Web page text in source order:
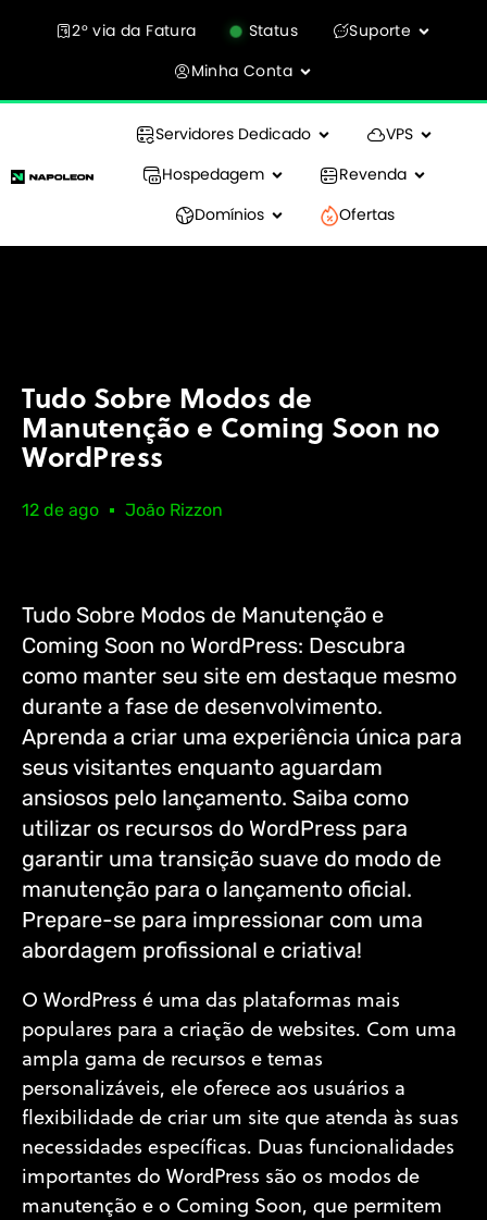
2° via da Fatura Status
Suporte
Minha Conta
Servidores Dedicado
VPS
Hospedagem
Revenda
Domínios
Ofertas
Tudo Sobre Modos de
Manutenção e Coming Soon no
WordPress
12 de ago João Rizzon
Tudo Sobre Modos de Manutenção e
Coming Soon no WordPress: Descubra
como manter seu site em destaque mesmo
durante a fase de desenvolvimento.
Aprenda a criar uma experiência única para
seus visitantes enquanto aguardam
ansiosos pelo lançamento. Saiba como
utilizar os recursos do WordPress para
garantir uma transição suave do modo de
manutenção para o lançamento oficial.
Prepare-se para impressionar com uma
abordagem profissional e criativa!
O WordPress é uma das plataformas mais
populares para a criação de websites. Com uma
ampla gama de recursos e temas
personalizáveis, ele oferece aos usuários a
flexibilidade de criar um site que atenda às suas
necessidades específicas. Duas funcionalidades
importantes do WordPress são os modos de
manutenção e o Coming Soon, que permitem